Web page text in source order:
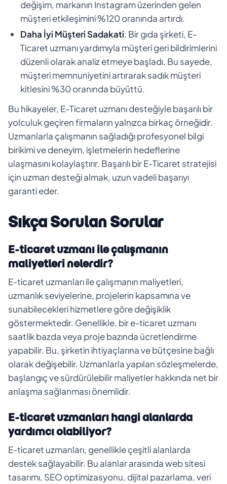
değişim, markanın Instagram üzerinden gelen
müşteri etkileşimini %120 oranında artırdı.
Daha İyi Müşteri Sadakati: Bir gıda şirketi, E-
Ticaret uzmanı yardımıyla müşteri geri bildirimlerini
düzenli olarak analiz etmeye başladı. Bu sayede,
müşteri memnuniyetini artırarak sadık müşteri
kitlesini %30 oranında büyüttü.
Bu hikayeler, E-Ticaret uzmanı desteğiyle başarılı bir
yolculuk geçiren firmaların yalnızca birkaç örneğidir.
Uzmanlarla çalışmanın sağladığı profesyonel bilgi
birikimi ve deneyim, işletmelerin hedeflerine
ulaşmasını kolaylaştırır. Başarılı bir E-Ticaret stratejisi
için uzman desteği almak, uzun vadeli başarıyı
garanti eder.
Sıkça Sorulan Sorular
E-ticaret uzmanı ile çalışmanın
maliyetleri nelerdir?
E-ticaret uzmanları ile çalışmanın maliyetleri,
uzmanlık seviyelerine, projelerin kapsamına ve
sunabilecekleri hizmetlere göre değişiklik
göstermektedir. Genellikle, bir e-ticaret uzmanı
saatlik bazda veya proje bazında ücretlendirme
yapabilir. Bu, şirketin ihtiyaçlarına ve bütçesine bağlı
olarak değişebilir. Uzmanlarla yapılan sözleşmelerde,
başlangıç ve sürdürülebilir maliyetler hakkında net bir
anlaşma sağlanması önemlidir.
E-ticaret uzmanları hangi alanlarda
yardımcı olabiliyor?
E-ticaret uzmanları, genellikle çeşitli alanlarda
destek sağlayabilir. Bu alanlar arasında web sitesi
tasarımı, SEO optimizasyonu, dijital pazarlama, veri